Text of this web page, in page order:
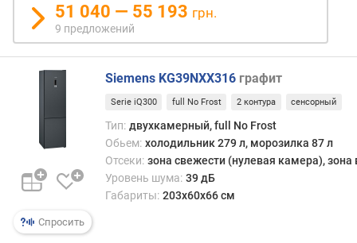
л
д
н
с
е
х
о
51 040 — 55 193 грн.
9 предложений
Спросить
Siemens KG39NXX316 графит
Serie iQ300 full No Frost 2 контура сенсорный
Тип: двухкамерный, full No Frost
Обьем: холодильник 279 л, морозилка 87 л
Отсеки: зона свежести (нулевая камера), зона
Уровень шума: 39 дБ
Габариты: 203x60x66 см